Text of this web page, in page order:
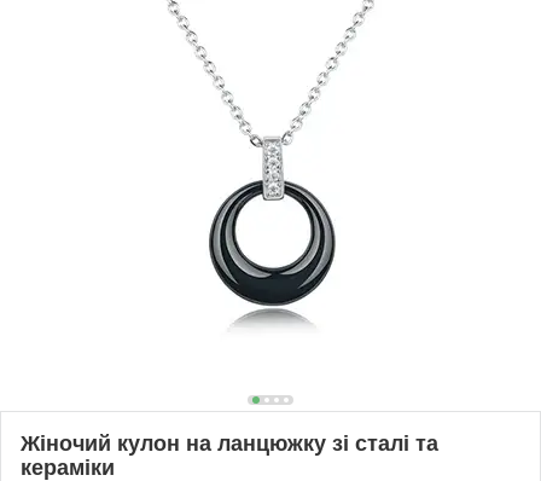
Жіночий кулон на ланцюжку зі сталі та
кераміки